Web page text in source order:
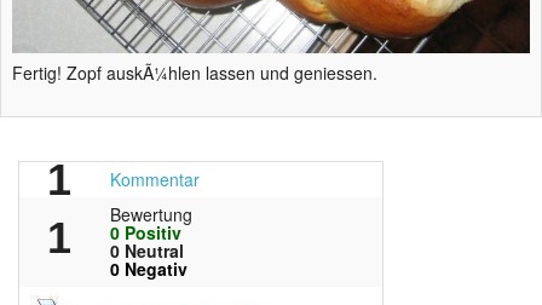
Fertig! Zopf auskÃ¼hlen lassen und geniessen.
1 Kommentar
1 Bewertung
0 Positiv
0 Neutral
0 Negativ